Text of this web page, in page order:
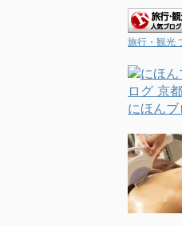
旅行・観光
にほん